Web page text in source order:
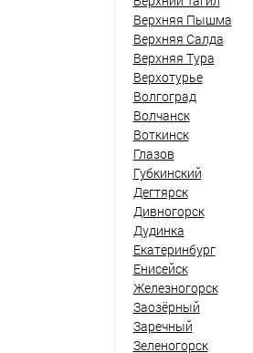
Верхняя Пышма
Верхняя Салда
Верхняя Тура
Верхотурье
Волгоград
Волчанск
Воткинск
Глазов
Губкинский
Дегтярск
Дивногорск
Дудинка
Екатеринбург
Енисейск
Железногорск
Заозёрный
Заречный
Зеленогорск